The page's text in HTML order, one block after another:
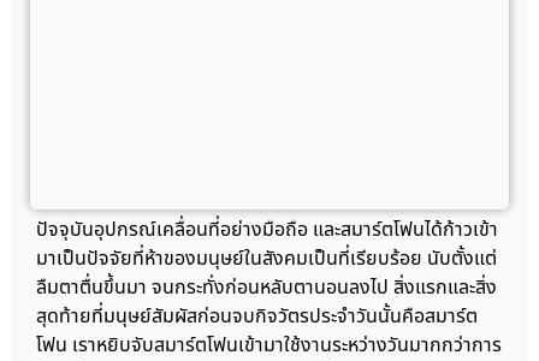
ปัจจุบันอุปกรณ์เคลื่อนที่อย่างมือถือ และสมาร์ตโฟนได้ก้าวเข้า
มาเป็นปัจจัยที่ห้าของมนุษย์ในสังคมเป็นที่เรียบร้อย นับตั้งแต่
ลืมตาตื่นขึ้นมา จนกระทั่งก่อนหลับตานอนลงไป สิ่งแรกและสิ่ง
สุดท้ายที่มนุษย์สัมผัสก่อนจบกิจวัตรประจำวันนั้นคือสมาร์ต
โฟน เราหยิบจับสมาร์ตโฟนเข้ามาใช้งานระหว่างวันมากกว่าการ